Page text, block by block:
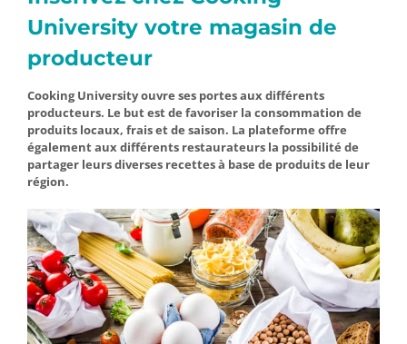
University votre magasin de
producteur
Cooking University ouvre ses portes aux différents
producteurs. Le but est de favoriser la consommation de
produits locaux, frais et de saison. La plateforme offre
également aux différents restaurateurs la possibilité de
partager leurs diverses recettes à base de produits de leur
région.